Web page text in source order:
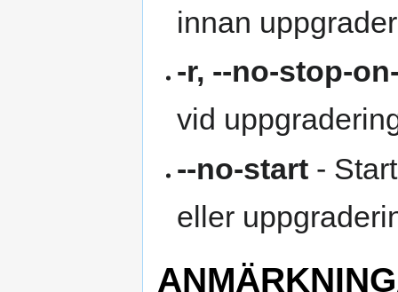
innan
-r, --no-stop-
vid
--no-start -
eller